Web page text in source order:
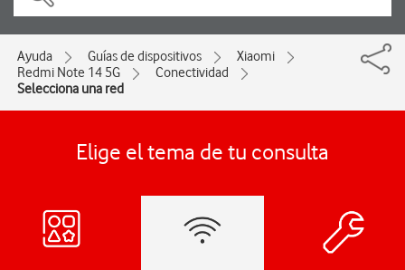
Ayuda Guías de dispositivos
Xiaomi
Redmi Note 14 5G
Conectividad
Selecciona una red
Elige el tema de tu consulta